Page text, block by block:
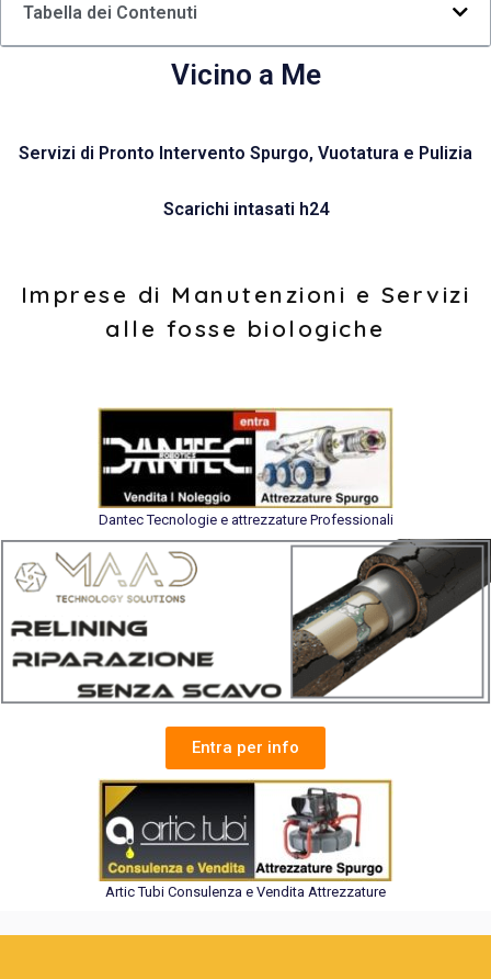
Tabella dei Contenuti
Vicino a Me
Servizi di Pronto Intervento Spurgo, Vuotatura e Pulizia
Scarichi intasati h24
Imprese di Manutenzioni e Servizi
alle fosse biologiche
Dantec Tecnologie e attrezzature Professionali
Entra per info
Artic Tubi Consulenza e Vendita Attrezzature